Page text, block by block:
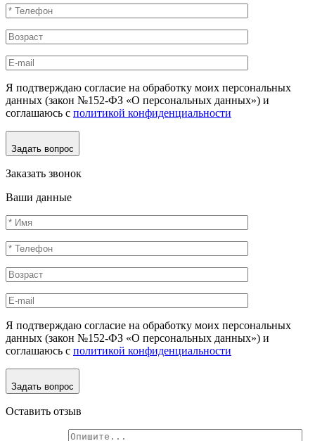
Я подтверждаю согласие на обработку моих персональных
данных (закон №152-ФЗ «О персональных данных») и
соглашаюсь с политикой конфиденциальности
Задать вопрос
Заказать звонок
Ваши данные
Я подтверждаю согласие на обработку моих персональных
данных (закон №152-ФЗ «О персональных данных») и
соглашаюсь с политикой конфиденциальности
Задать вопрос
Оставить отзыв